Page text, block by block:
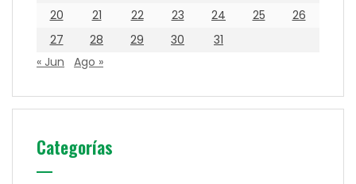
20
21 22 23 24 25
26
27
28 29 30
31
« Jun
Ago »
Categorías